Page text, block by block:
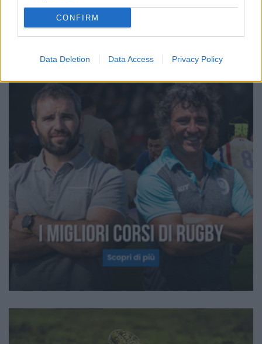
CONFIRM
Data Deletion Data Access Privacy Policy